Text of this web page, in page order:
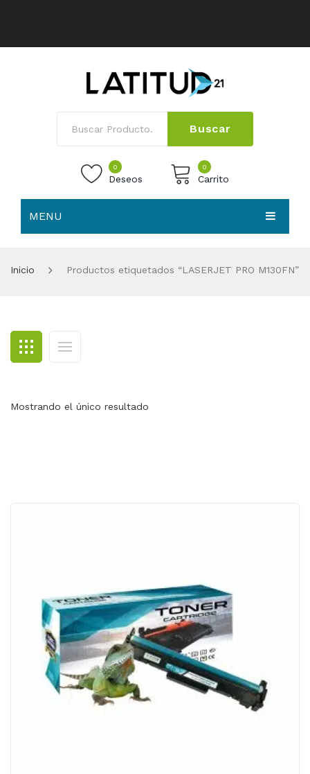
Buscar
0
Deseos
0
Carrito
MENU
BLOG
CONTACTO
Inicio Productos etiquetados “LASERJET PRO M130FN”
Mostrando el único resultado